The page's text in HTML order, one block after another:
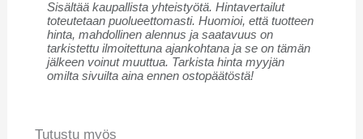
Sisältää kaupallista yhteistyötä. Hintavertailut
toteutetaan puolueettomasti. Huomioi, että tuotteen
hinta, mahdollinen alennus ja saatavuus on
tarkistettu ilmoitettuna ajankohtana ja se on tämän
jälkeen voinut muuttua. Tarkista hinta myyjän
omilta sivuilta aina ennen ostopäätöstä!
Tutustu myös